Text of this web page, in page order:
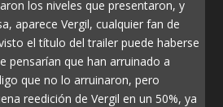
los niveles que presentaron, y
aparece Vergil, cualquier fan de
el título del trailer puede haberse
pensarían que han arruinado a
que no lo arruinaron, pero
reedición de Vergil en un 50%, ya